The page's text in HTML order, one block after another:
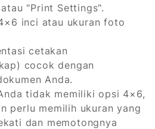
"Print Settings".
inci atau ukuran foto
cetakan
cocok dengan
Anda.
tidak memiliki opsi 4×6,
perlu memilih ukuran yang
dan memotongnya